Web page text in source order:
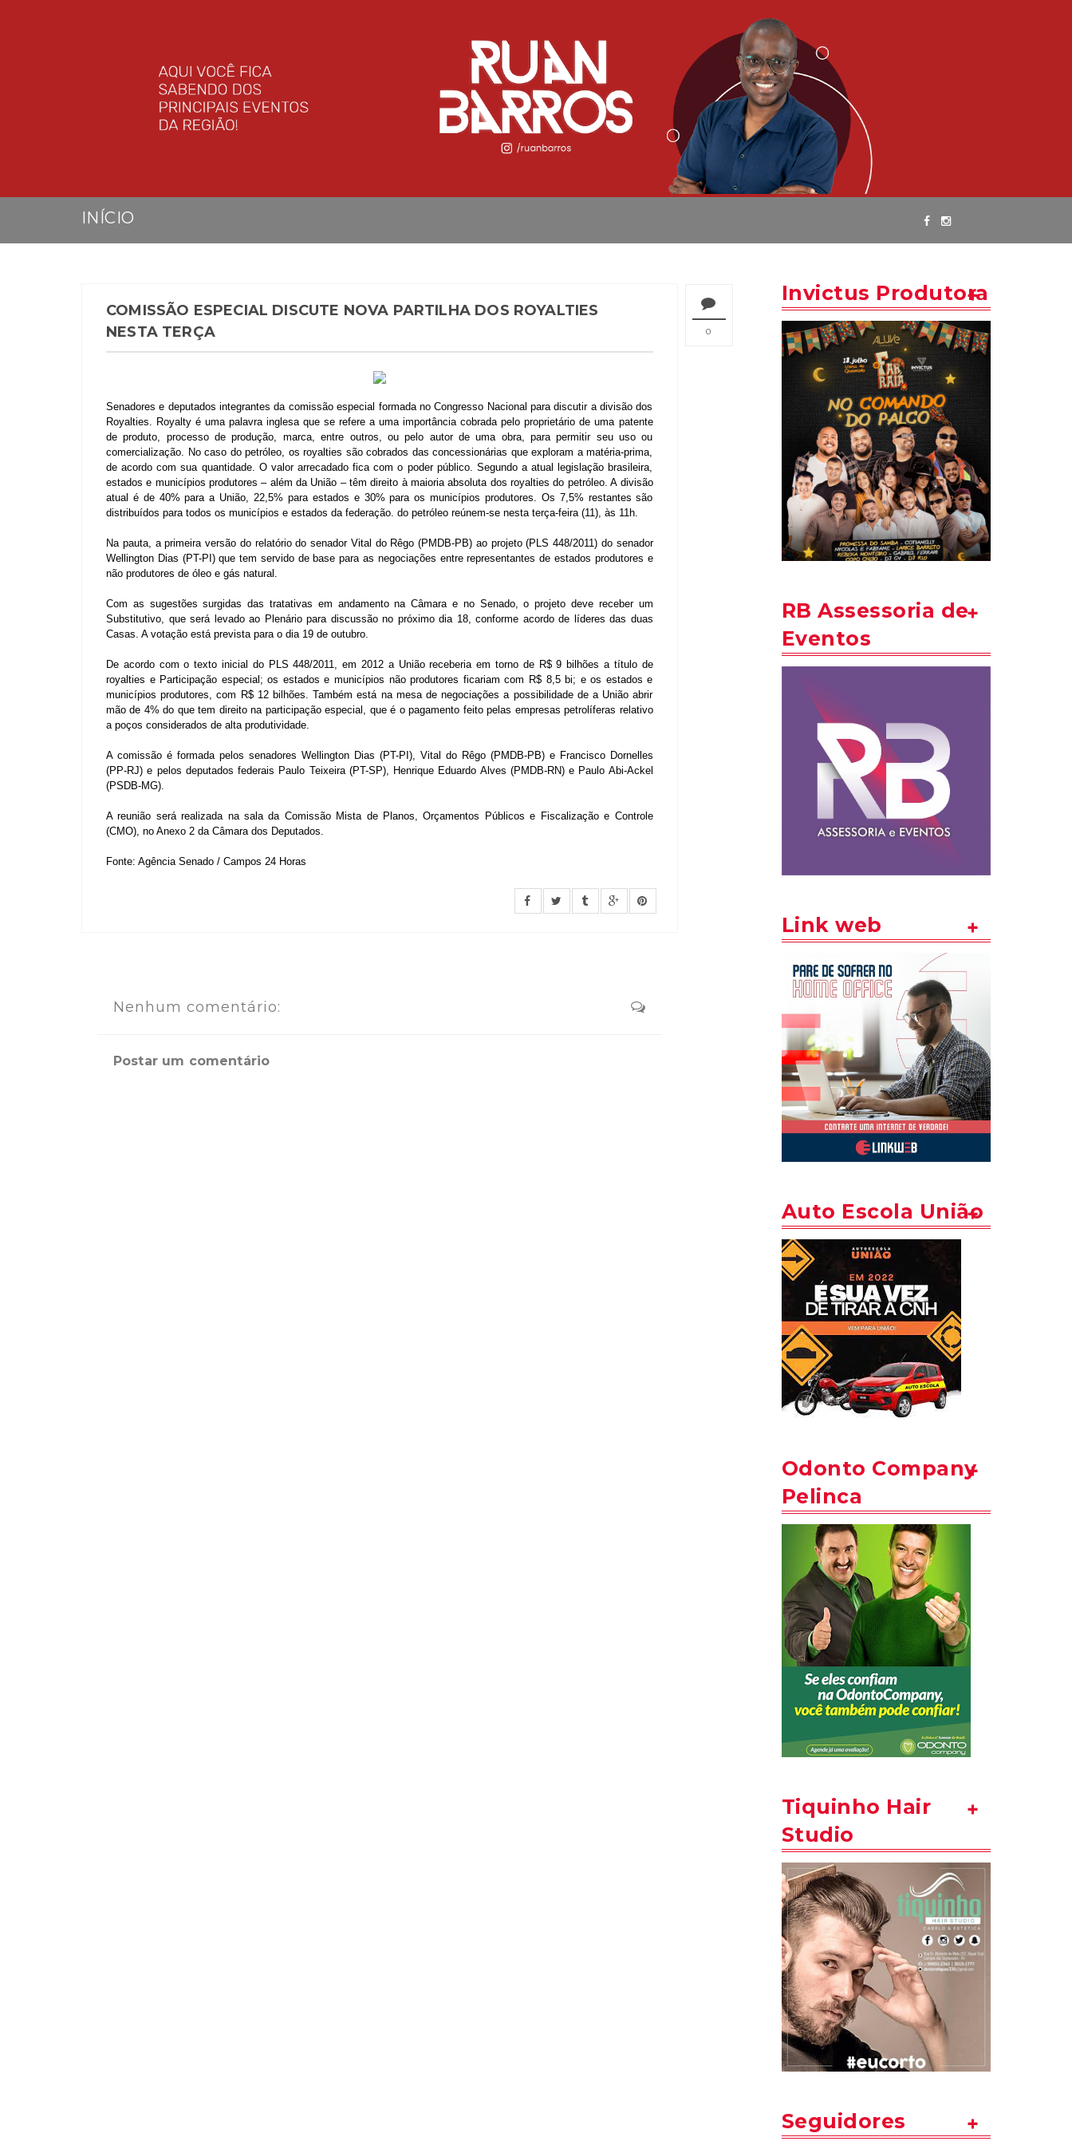
INÍCIO
0
COMISSÃO ESPECIAL DISCUTE NOVA PARTILHA DOS ROYALTIES
NESTA TERÇA
Senadores e deputados integrantes da comissão especial formada no Congresso Nacional para discutir a divisão dos
Royalties. Royalty é uma palavra inglesa que se refere a uma importância cobrada pelo proprietário de uma patente
de produto, processo de produção, marca, entre outros, ou pelo autor de uma obra, para permitir seu uso ou
comercialização. No caso do petróleo, os royalties são cobrados das concessionárias que exploram a matéria-prima,
de acordo com sua quantidade. O valor arrecadado fica com o poder público. Segundo a atual legislação brasileira,
estados e municípios produtores – além da União – têm direito à maioria absoluta dos royalties do petróleo. A divisão
atual é de 40% para a União, 22,5% para estados e 30% para os municípios produtores. Os 7,5% restantes são
distribuídos para todos os municípios e estados da federação. do petróleo reúnem-se nesta terça-feira (11), às 11h.
Na pauta, a primeira versão do relatório do senador Vital do Rêgo (PMDB-PB) ao projeto (PLS 448/2011) do senador
Wellington Dias (PT-PI) que tem servido de base para as negociações entre representantes de estados produtores e
não produtores de óleo e gás natural.
Com as sugestões surgidas das tratativas em andamento na Câmara e no Senado, o projeto deve receber um
Substitutivo, que será levado ao Plenário para discussão no próximo dia 18, conforme acordo de líderes das duas
Casas. A votação está prevista para o dia 19 de outubro.
De acordo com o texto inicial do PLS 448/2011, em 2012 a União receberia em torno de R$ 9 bilhões a título de
royalties e Participação especial; os estados e municípios não produtores ficariam com R$ 8,5 bi; e os estados e
municípios produtores, com R$ 12 bilhões. Também está na mesa de negociações a possibilidade de a União abrir
mão de 4% do que tem direito na participação especial, que é o pagamento feito pelas empresas petrolíferas relativo
a poços considerados de alta produtividade.
A comissão é formada pelos senadores Wellington Dias (PT-PI), Vital do Rêgo (PMDB-PB) e Francisco Dornelles
(PP-RJ) e pelos deputados federais Paulo Teixeira (PT-SP), Henrique Eduardo Alves (PMDB-RN) e Paulo Abi-Ackel
(PSDB-MG).
A reunião será realizada na sala da Comissão Mista de Planos, Orçamentos Públicos e Fiscalização e Controle
(CMO), no Anexo 2 da Câmara dos Deputados.
Fonte: Agência Senado / Campos 24 Horas
Nenhum comentário:
Postar um comentário
Invictus Produtora
RB Assessoria de
Eventos
Link web
Auto Escola União
Odonto Company
Pelinca
Tiquinho Hair
Studio
Seguidores